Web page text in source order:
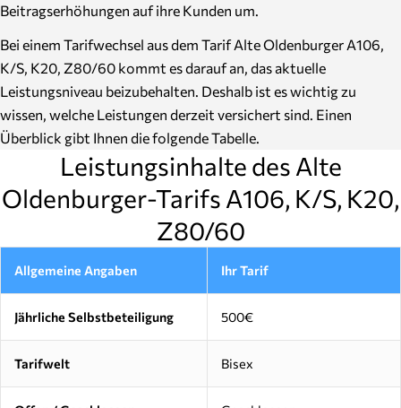
Beitragserhöhungen auf ihre Kunden um.
Bei einem Tarifwechsel aus dem Tarif Alte Oldenburger A106,
K/S, K20, Z80/60 kommt es darauf an, das aktuelle
Leistungsniveau beizubehalten. Deshalb ist es wichtig zu
wissen, welche Leistungen derzeit versichert sind. Einen
Überblick gibt Ihnen die folgende Tabelle.
Leistungsinhalte des Alte
Oldenburger-Tarifs A106, K/S, K20,
Z80/60
Allgemeine Angaben Ihr Tarif
Jährliche Selbstbeteiligung 500€
Tarifwelt Bisex